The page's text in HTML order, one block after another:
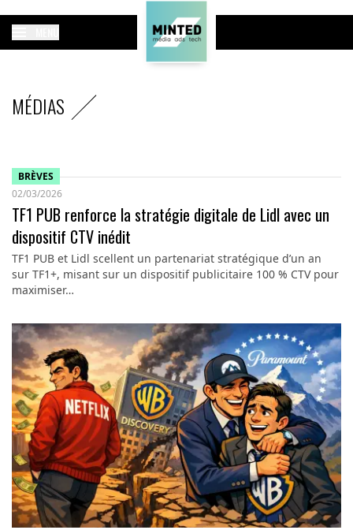
MÉDIAS
BRÈVES
02/03/2026
TF1 PUB renforce la stratégie digitale de Lidl avec un
dispositif CTV inédit
TF1 PUB et Lidl scellent un partenariat stratégique d’un an
sur TF1+, misant sur un dispositif publicitaire 100 % CTV pour
maximiser…